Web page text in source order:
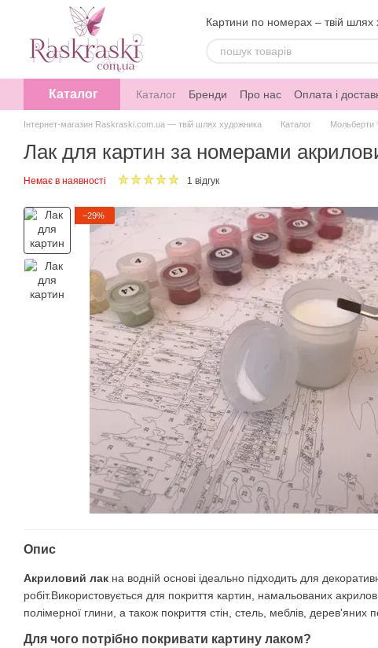
Перейти до основного контенту
Картини по номерах – твій шлях
Каталог Каталог Бренди Про нас Оплата і
Інтернет-магазин Raskraski.com.ua — твій шлях художника Каталог Мольберти
Лак для картин за номерами
Немає в наявності 1 відгук
−29%
Опис
Акриловий лак на водній основі ідеально підходить для
робіт.Використовується для покриття картин, намальованих
полімерної глини, а також покриття стін, стель, меблів, дерев'яних
Для чого потрібно покривати картину лаком?